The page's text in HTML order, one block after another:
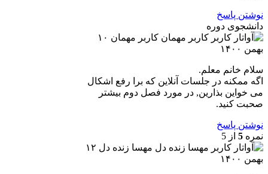
نوشتن پاسخ
دانشجوی دوره
کاربر مهمان ۱۰
بهمن ۱۴۰۰
سلام خانم معلم.
اگه ممکنه در جلسات آنلاین که برا رفع اشکال
می خواین بذارین, در مورد فصل دوم بیشتر
صحبت کنید.
نوشتن پاسخ
نمره 5 از 5
مهسا زنده دل ۱۲
بهمن ۱۴۰۰